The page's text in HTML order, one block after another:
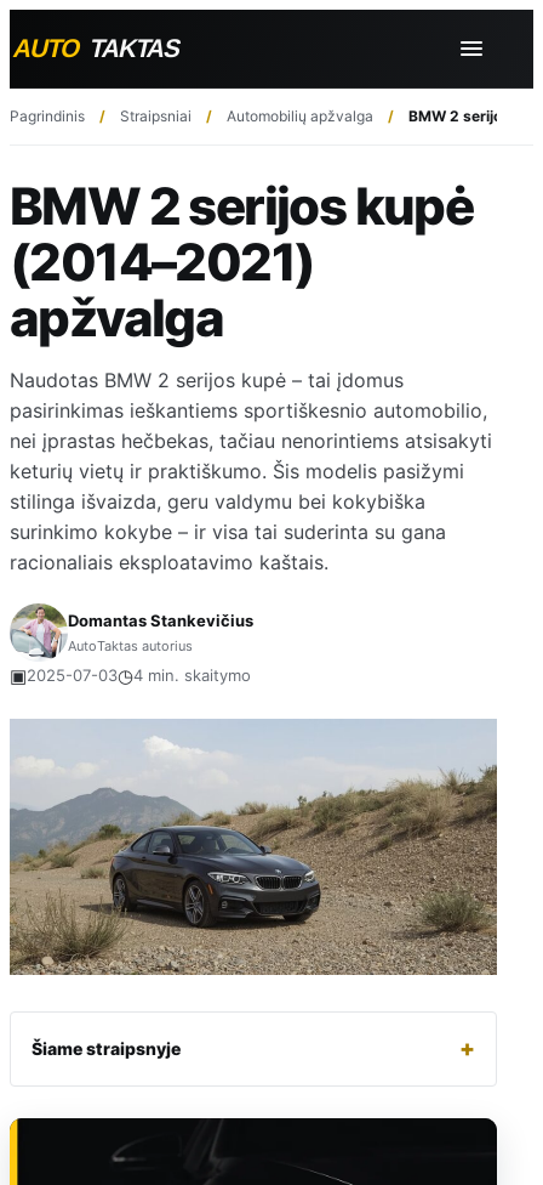
Pagrindinis Straipsniai Automobilių apžvalga BMW 2 serijos
BMW 2 serijos kupė
(2014–2021)
apžvalga
Naudotas BMW 2 serijos kupė – tai įdomus
pasirinkimas ieškantiems sportiškesnio automobilio,
nei įprastas hečbekas, tačiau nenorintiems atsisakyti
keturių vietų ir praktiškumo. Šis modelis pasižymi
stilinga išvaizda, geru valdymu bei kokybiška
surinkimo kokybe – ir visa tai suderinta su gana
racionaliais eksploatavimo kaštais.
Domantas Stankevičius
AutoTaktas autorius
▣2025-07-03◷4 min. skaitymo
Šiame straipsnyje +